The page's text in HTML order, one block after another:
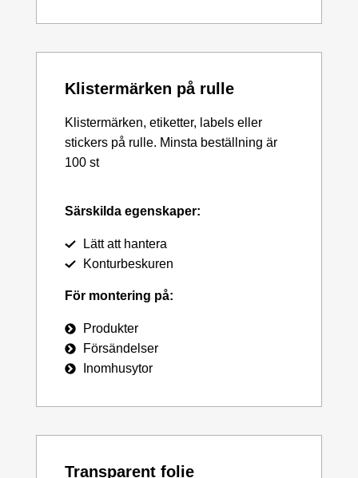
Klistermärken på rulle
Klistermärken, etiketter, labels eller
stickers på rulle. Minsta beställning är
100 st
Särskilda egenskaper:
Lätt att hantera
Konturbeskuren
För montering på:
Produkter
Försändelser
Inomhusytor
Transparent folie